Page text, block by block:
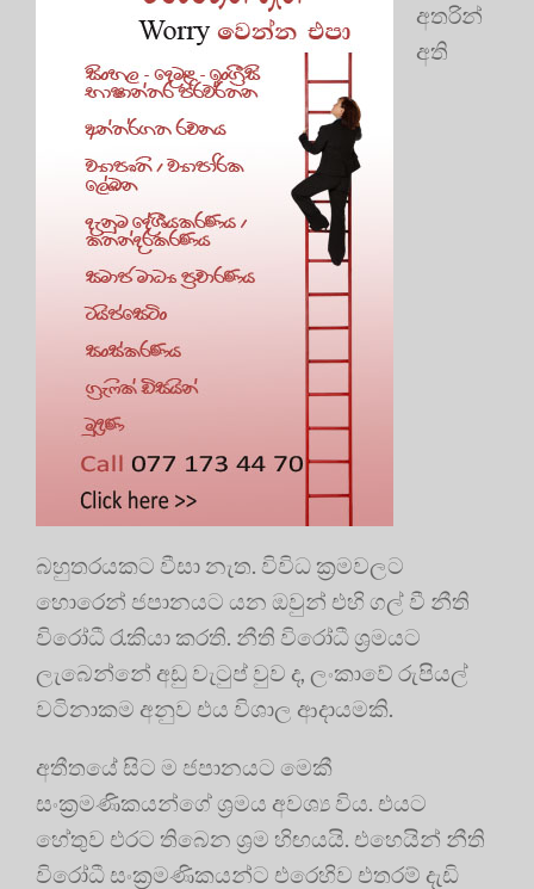
අතරින්
අති
බහුතරයකට වීසා නැත. විවිධ ක්‍රමවලට
හොරෙන් ජපානයට යන ඔවුන් එහි ගල් වී නීති
විරෝධී රැකියා කරති. නීති විරෝධී ශ්‍රමයට
ලැබෙන්නේ අඩු වැටුප් වුව ද, ලංකාවේ රුපියල්
වටිනාකම අනුව එය විශාල ආදායමකි.
අතීතයේ සිට ම ජපානයට මෙකී
සංක්‍රමණිකයන්ගේ ශ්‍රමය අවශ්‍ය විය. එයට
හේතුව එරට තිබෙන ශ්‍රම හිඟයයි. එහෙයින් නීති
විරෝධී සංක්‍රමණිකයන්ට එරෙහිව එතරම් දැඩි